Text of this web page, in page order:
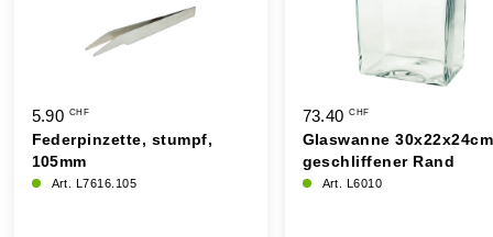
5.90 CHF
Federpinzette, stumpf,
105mm
Art. L7616.105
73.40CHF
Glaswanne
geschliffener Rand
Art. L6010